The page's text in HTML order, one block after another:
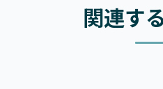
関連す